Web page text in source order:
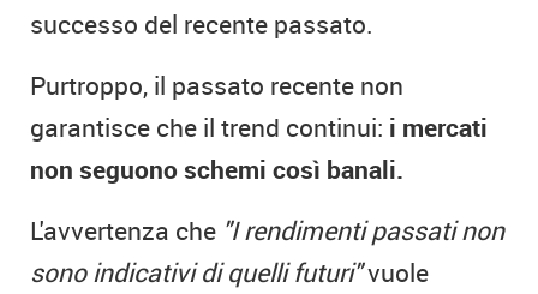
successo del recente passato.
Purtroppo, il passato recente non
garantisce che il trend continui: i mercati
non seguono schemi così banali.
L'avvertenza che "I rendimenti passati non
sono indicativi di quelli futuri"vuole